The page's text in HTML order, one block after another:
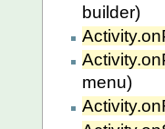
builder)
menu)